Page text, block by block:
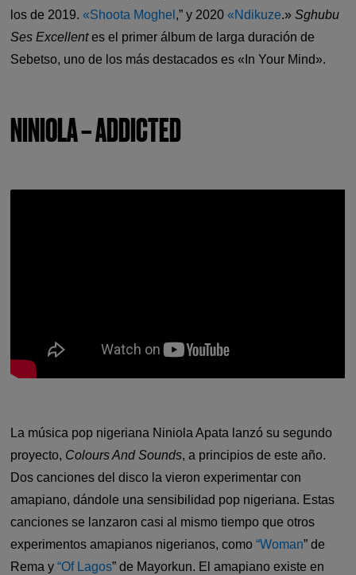
los de 2019. «Shoota Moghel ,” y 2020 «Ndikuze.»Sghubu
Ses Excellentes el primer álbum de larga duración de
Sebetso, uno de los más destacados es «In Your Mind».
NINIOLA – ADDICTED
La música pop nigeriana Niniola Apata lanzó su segundo
proyecto, Colours And Sounds, a principios de este año.
Dos canciones del disco la vieron experimentar con
amapiano, dándole una sensibilidad pop nigeriana. Estas
canciones se lanzaron casi al mismo tiempo que otros
experimentos amapianos nigerianos, como “Woman” de
Rema y “Of Lagos” de Mayorkun. El amapiano existe en